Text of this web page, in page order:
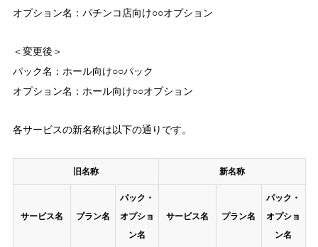
オプション名：パチンコ店向け○○オプション
＜変更後＞
パック名：ホール向け○○パック
オプション名：ホール向け○○オプション
各サービスの新名称は以下の通りです。
旧名称 新名称
サービス名 プラン名
パック・
オプショ
ン名
サービス名 プラン名
パック・
オプショ
ン名